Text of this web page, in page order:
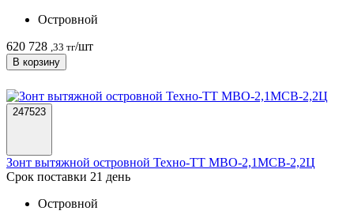
Островной
620 728 ,33 тг/шт
В корзину
247523
Зонт вытяжной островной Техно-ТТ МВО-2,1МСВ-2,2Ц
Срок поставки 21 день
Островной